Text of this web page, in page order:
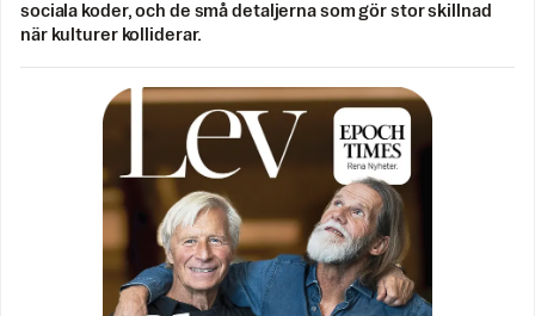
sociala koder, och de små detaljerna som gör stor skillnad
när kulturer kolliderar.